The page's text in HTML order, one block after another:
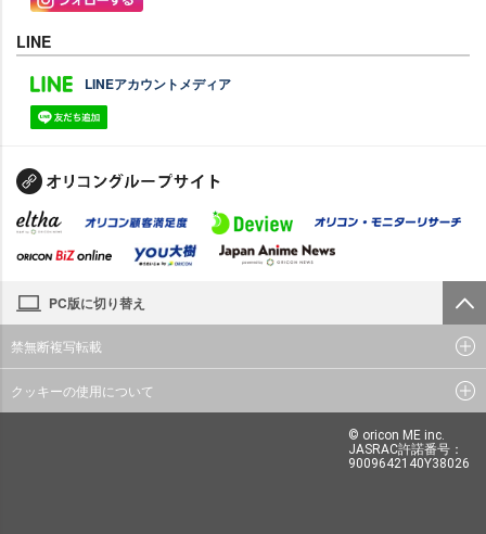
LINE
LINEアカウントメディア
PC版に切り替え
禁無断複写転載
クッキーの使用について
© oricon ME inc.
JASRAC許諾番号：
9009642140Y38026